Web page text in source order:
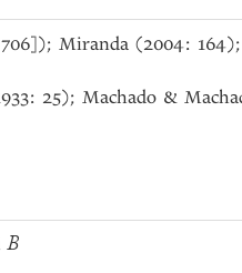
Miranda (2004:
25); Machado &
B